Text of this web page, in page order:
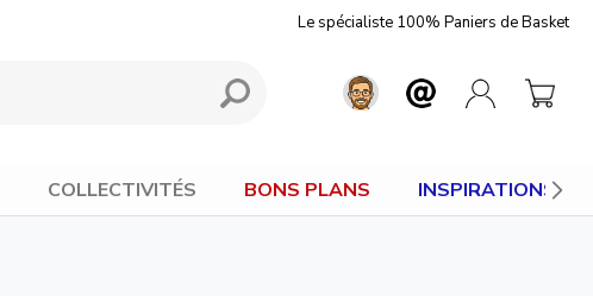
Le spécialiste 100% Paniers de Basket
COLLECTIVITÉS BONS PLANS INSPIRATIONS